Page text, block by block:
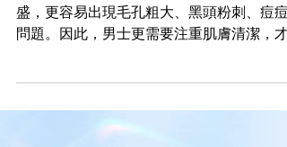
男士油膩，暗瘡皮膚OUT！【男士
尊享】男士必做深層淨化護理療程
問題。因此，男士更需要注重肌膚清潔，才